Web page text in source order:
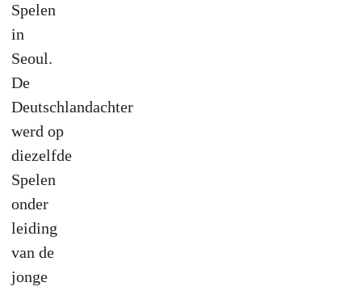
Spelen
in
Seoul.
De
Deutschlandachter
werd op
diezelfde
Spelen
onder
leiding
van de
jonge